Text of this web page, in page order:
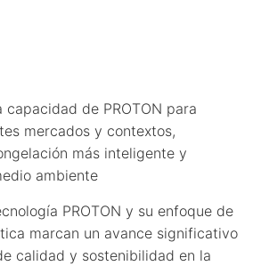
de PROTON para
mercados y contextos,
más inteligente y
ambiente
PROTON y su enfoque de
marcan un avance significativo
calidad y sostenibilidad en la